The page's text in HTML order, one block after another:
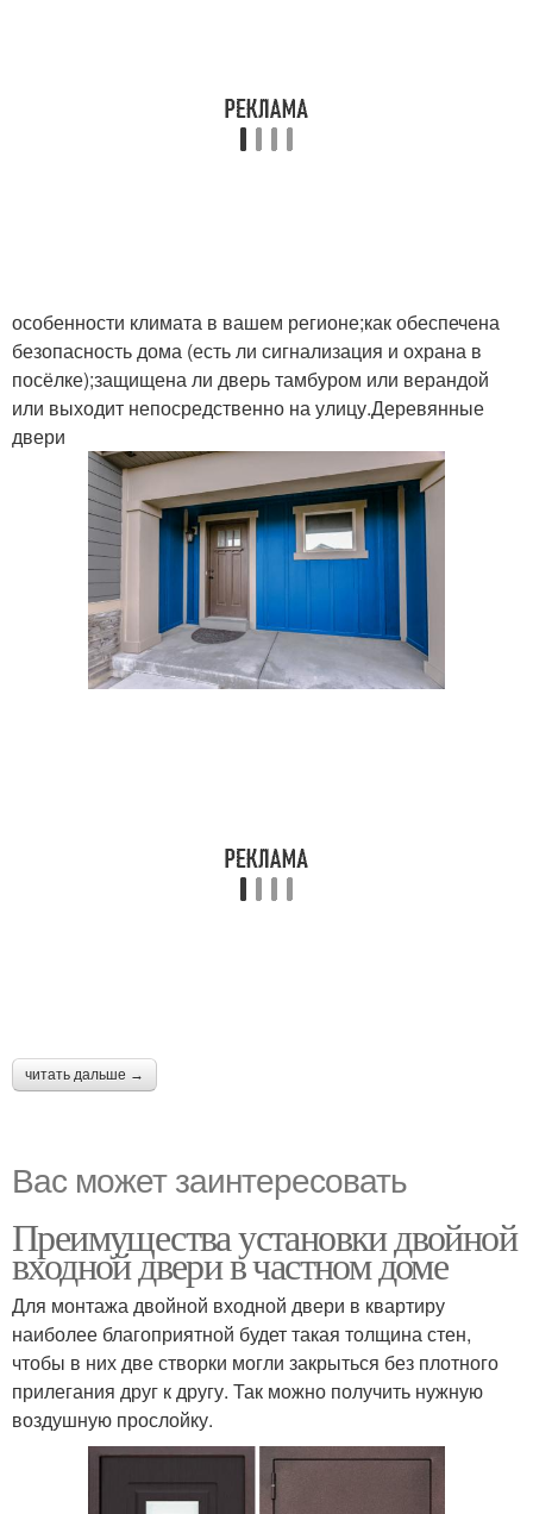
особенности климата в вашем регионе;как обеспечена
безопасность дома (есть ли сигнализация и охрана в
посёлке);защищена ли дверь тамбуром или верандой
или выходит непосредственно на улицу.Деревянные
двери
читать дальше →
Вас может заинтересовать
Преимущества установки двойной
входной двери в частном доме
Для монтажа двойной входной двери в квартиру
наиболее благоприятной будет такая толщина стен,
чтобы в них две створки могли закрыться без плотного
прилегания друг к другу. Так можно получить нужную
воздушную прослойку.